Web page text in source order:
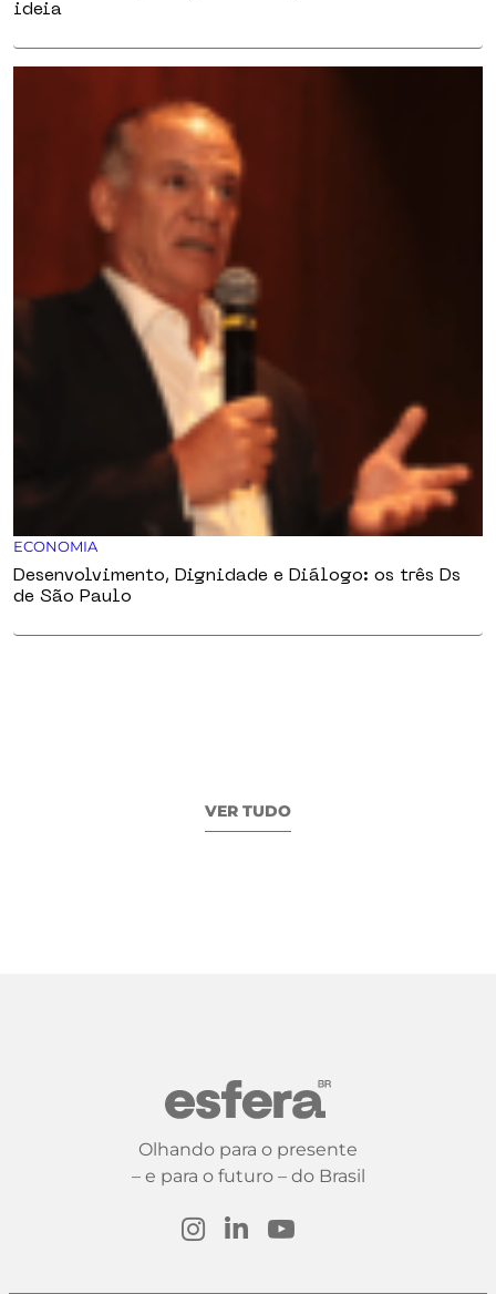
ideia
ECONOMIA
Desenvolvimento, Dignidade e Diálogo: os três Ds
de São Paulo
VER TUDO
Olhando para o presente
– e para o futuro – do Brasil